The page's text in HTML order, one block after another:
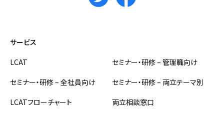
サービス
LCAT
セミナー・研修 – 管理職向け
セミナー・研修 – 全社員向け
セミナー・研修 – 両立テーマ別
LCATフローチャート
両立相談窓口